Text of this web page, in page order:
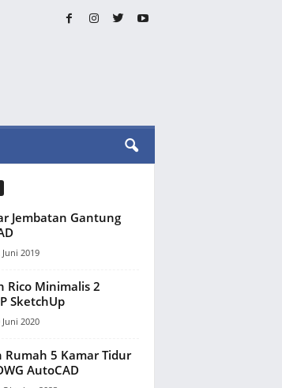
Jembatan Gantung
Juni 2019
Rico Minimalis 2
SketchUp
Juni 2020
Rumah 5 Kamar Tidur
AutoCAD